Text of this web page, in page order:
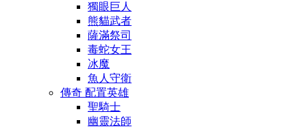
獨眼巨人
熊貓武者
薩滿祭司
毒蛇女王
冰魔
魚人守衛
傳奇 配置英雄
聖騎士
幽靈法師